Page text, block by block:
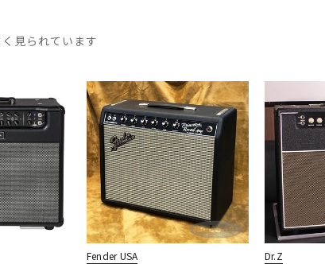
見られています
Fender USA Dr.Z